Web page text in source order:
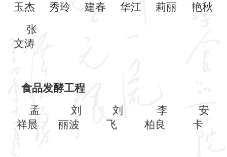
玉杰
秀玲
建春
华江
莉丽
艳秋
张
文涛
食品发酵工程
孟
祥晨
刘
丽波
刘
飞
李
柏良
安
卡